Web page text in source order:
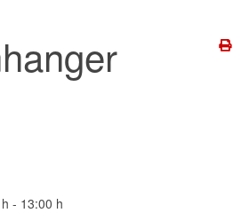
- 13:00 h